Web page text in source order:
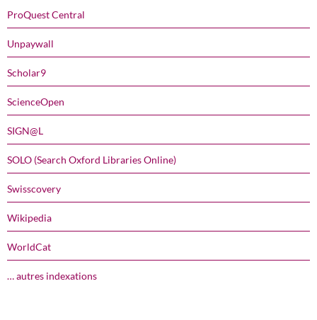
ProQuest Central
Unpaywall
Scholar9
ScienceOpen
SIGN@L
SOLO (Search Oxford Libraries Online)
Swisscovery
Wikipedia
WorldCat
… autres indexations